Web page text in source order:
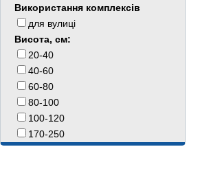
Використання комплексiв
для вулиці
Висота, см:
20-40
40-60
60-80
80-100
100-120
170-250